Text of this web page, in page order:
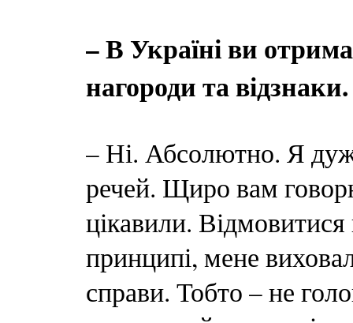
– В Україні ви
нагороди та
– Ні. Абсолютно. Я
речей. Щиро вам
цікавили.
принципі, мене
справи. Тобто – не